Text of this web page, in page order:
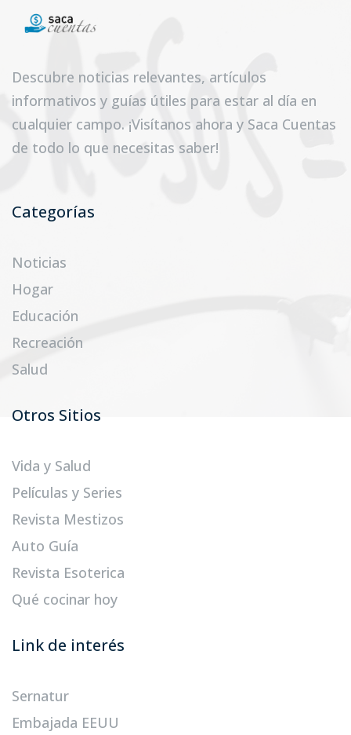
Descubre noticias relevantes, artículos
informativos y guías útiles para estar al día en
cualquier campo. ¡Visítanos ahora y Saca Cuentas
de todo lo que necesitas saber!
Categorías
Noticias
Hogar
Educación
Recreación
Salud
Otros Sitios
Vida y Salud
Películas y Series
Revista Mestizos
Auto Guía
Revista Esoterica
Qué cocinar hoy
Link de interés
Sernatur
Embajada EEUU